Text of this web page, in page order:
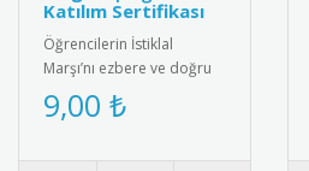
Katılım Sertifikası
Öğrencilerin İstiklal
Marşı’nı ezbere ve doğru
şekilde okumalarını teşvik
etmek amacıyla hazırlanan
9,00 ₺